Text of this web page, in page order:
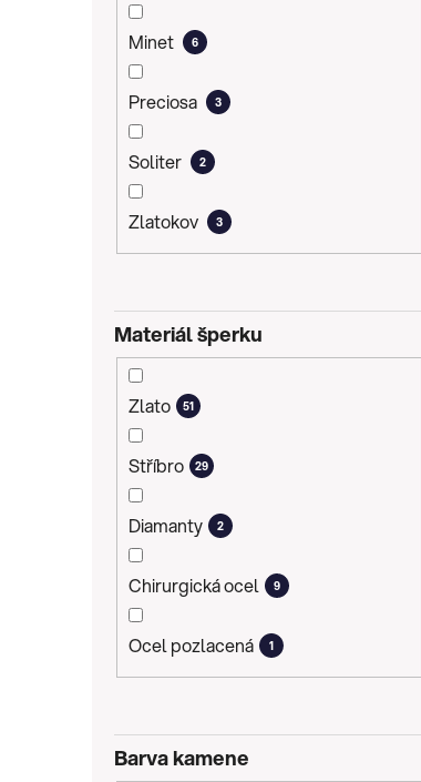
Minet 6
Preciosa 3
Soliter 2
Zlatokov 3
Materiál šperku
Zlato 51
Stříbro 29
Diamanty 2
Chirurgická ocel 9
Ocel pozlacená 1
Barva kamene